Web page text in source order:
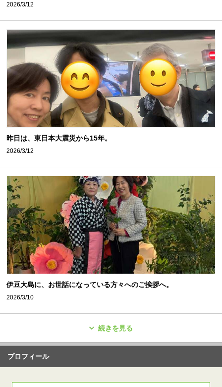
2026/3/12
昨日は、東日本大震災から15年。
2026/3/12
伊豆大島に、お世話になっている方々へのご挨拶へ。
2026/3/10
続きを見る
プロフィール